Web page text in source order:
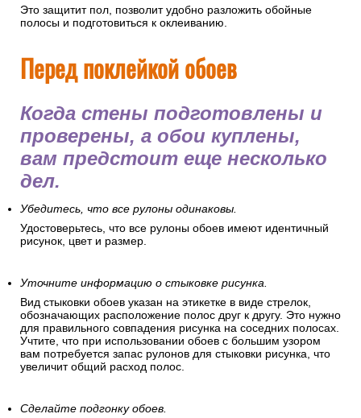
Это защитит пол, позволит удобно разложить обойные
полосы и подготовиться к оклеиванию.
Перед поклейкой обоев
Когда стены подготовлены и
проверены, а обои куплены,
вам предстоит еще несколько
дел.
Убедитесь, что все рулоны одинаковы.
Удостоверьтесь, что все рулоны обоев имеют идентичный
рисунок, цвет и размер.
Уточните информацию о стыковке рисунка.
Вид стыковки обоев указан на этикетке в виде стрелок,
обозначающих расположение полос друг к другу. Это нужно
для правильного совпадения рисунка на соседних полосах.
Учтите, что при использовании обоев с большим узором
вам потребуется запас рулонов для стыковки рисунка, что
увеличит общий расход полос.
Сделайте подгонку обоев.